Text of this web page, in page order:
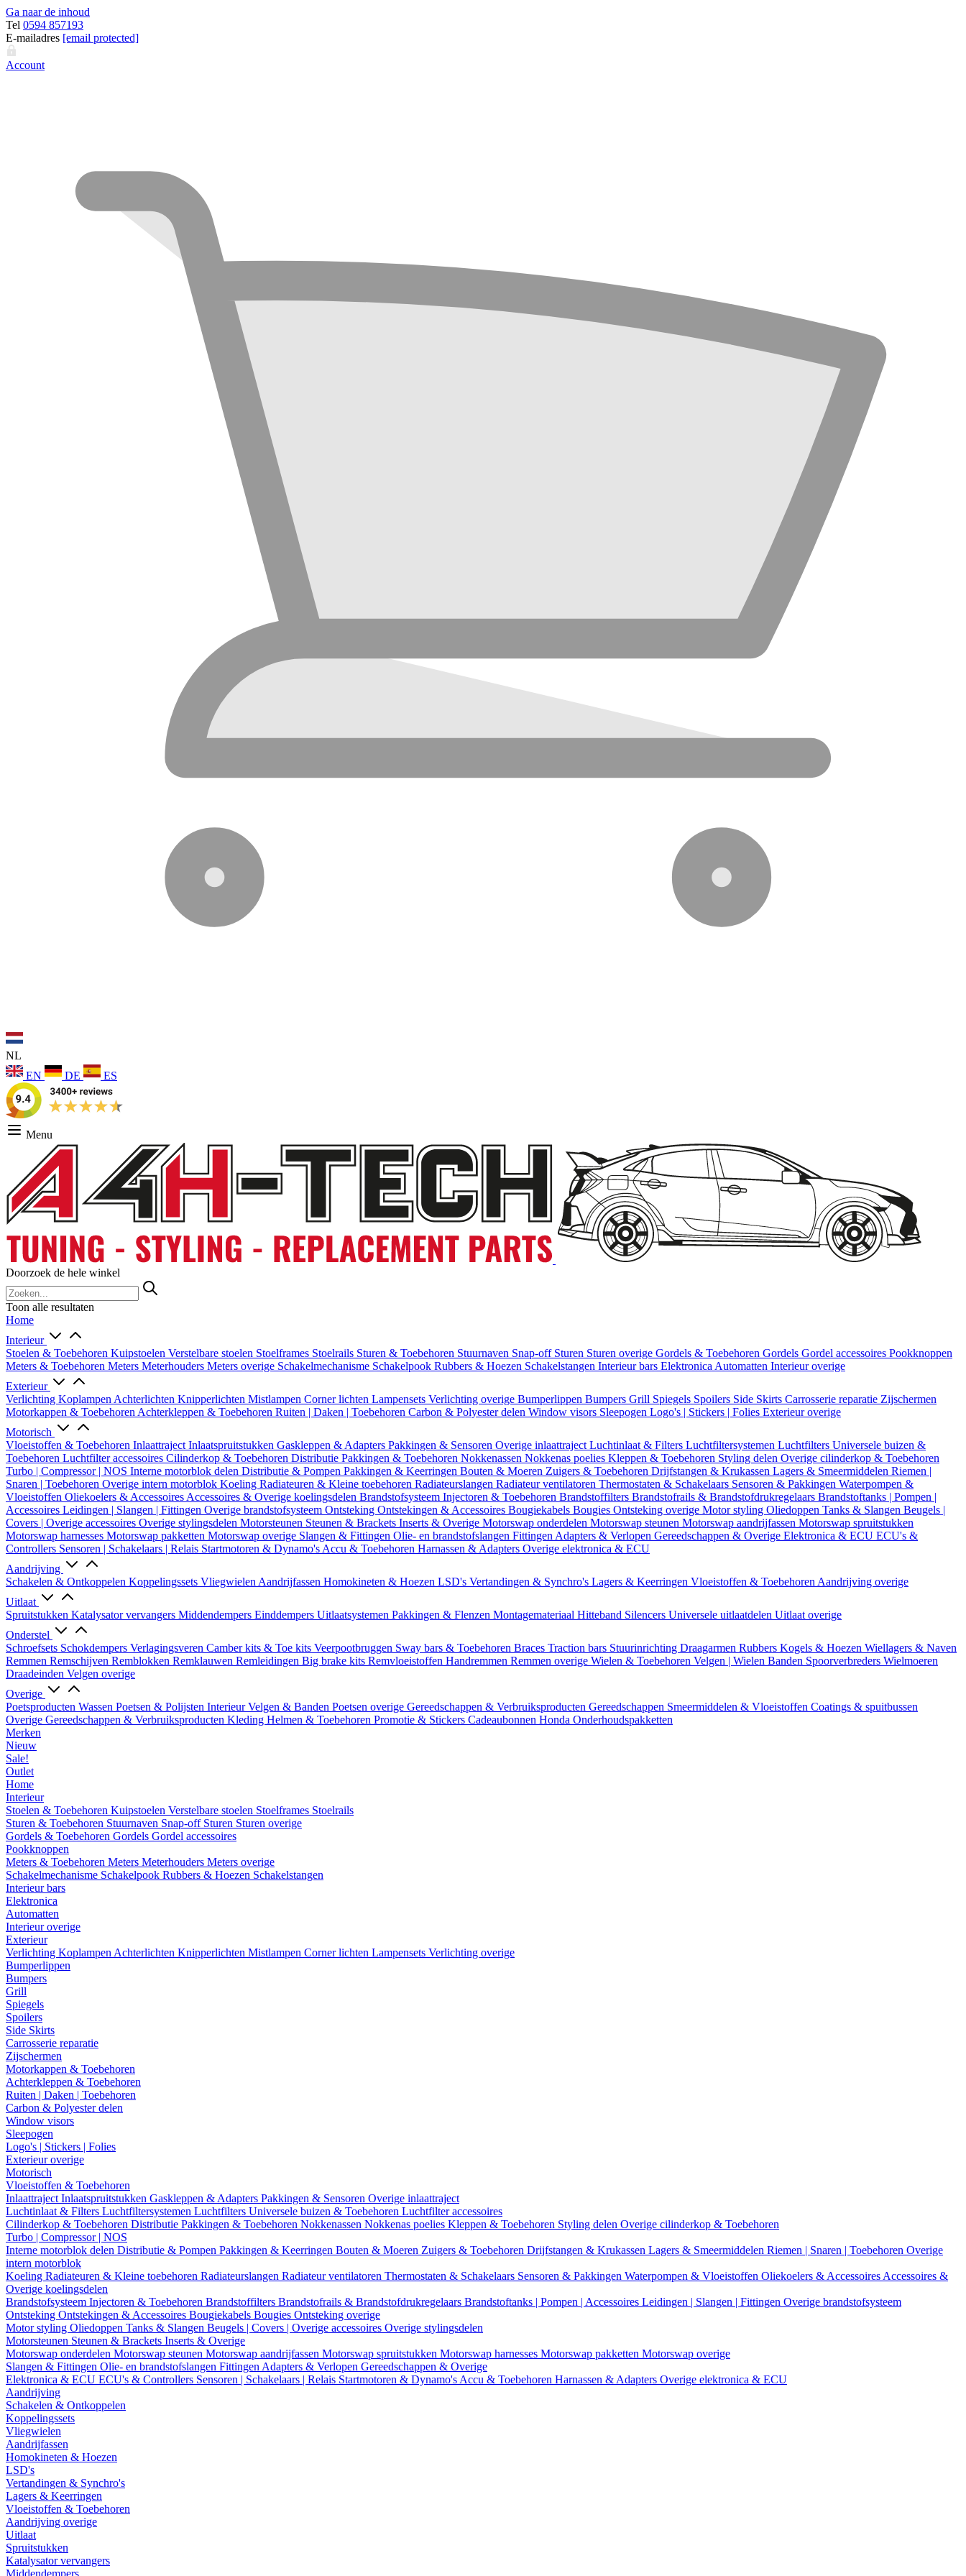
Ga naar de inhoud
Tel 0594 857193
E-mailadres [email protected]
Account
NL
EN
DE ES
Menu
Doorzoek de hele winkel
Toon alle resultaten
Home
Interieur
Stoelen & Toebehoren Kuipstoelen Verstelbare stoelen Stoelframes Stoelrails Sturen & Toebehoren Stuurnaven Snap-off Sturen Sturen overige Gordels & Toebehoren Gordels Gordel accessoires Pookknoppen
Meters & Toebehoren Meters Meterhouders Meters overige Schakelmechanisme Schakelpook Rubbers & Hoezen Schakelstangen Interieur bars Elektronica Automatten Interieur overige
Exterieur
Verlichting Koplampen Achterlichten Knipperlichten Mistlampen Corner lichten Lampensets Verlichting overige Bumperlippen Bumpers Grill Spiegels Spoilers Side Skirts Carrosserie reparatie Zijschermen
Motorkappen & Toebehoren Achterkleppen & Toebehoren Ruiten | Daken | Toebehoren Carbon & Polyester delen Window visors Sleepogen Logo's | Stickers | Folies Exterieur overige
Motorisch
Vloeistoffen & Toebehoren Inlaattraject Inlaatspruitstukken Gaskleppen & Adapters Pakkingen & Sensoren Overige inlaattraject Luchtinlaat & Filters Luchtfiltersystemen Luchtfilters Universele buizen &
Toebehoren Luchtfilter accessoires Cilinderkop & Toebehoren Distributie Pakkingen & Toebehoren Nokkenassen Nokkenas poelies Kleppen & Toebehoren Styling delen Overige cilinderkop & Toebehoren
Turbo | Compressor | NOS Interne motorblok delen Distributie & Pompen Pakkingen & Keerringen Bouten & Moeren Zuigers & Toebehoren Drijfstangen & Krukassen Lagers & Smeermiddelen Riemen |
Snaren | Toebehoren Overige intern motorblok Koeling Radiateuren & Kleine toebehoren Radiateurslangen Radiateur ventilatoren Thermostaten & Schakelaars Sensoren & Pakkingen Waterpompen &
Vloeistoffen Oliekoelers & Accessoires Accessoires & Overige koelingsdelen Brandstofsysteem Injectoren & Toebehoren Brandstoffilters Brandstofrails & Brandstofdrukregelaars Brandstoftanks | Pompen |
Accessoires Leidingen | Slangen | Fittingen Overige brandstofsysteem Ontsteking Ontstekingen & Accessoires Bougiekabels Bougies Ontsteking overige Motor styling Oliedoppen Tanks & Slangen Beugels |
Covers | Overige accessoires Overige stylingsdelen Motorsteunen Steunen & Brackets Inserts & Overige Motorswap onderdelen Motorswap steunen Motorswap aandrijfassen Motorswap spruitstukken
Motorswap harnesses Motorswap pakketten Motorswap overige Slangen & Fittingen Olie- en brandstofslangen Fittingen Adapters & Verlopen Gereedschappen & Overige Elektronica & ECU ECU's &
Controllers Sensoren | Schakelaars | Relais Startmotoren & Dynamo's Accu & Toebehoren Harnassen & Adapters Overige elektronica & ECU
Aandrijving
Schakelen & Ontkoppelen Koppelingssets Vliegwielen Aandrijfassen Homokineten & Hoezen LSD's Vertandingen & Synchro's Lagers & Keerringen Vloeistoffen & Toebehoren Aandrijving overige
Uitlaat
Spruitstukken Katalysator vervangers Middendempers Einddempers Uitlaatsystemen Pakkingen & Flenzen Montagemateriaal Hitteband Silencers Universele uitlaatdelen Uitlaat overige
Onderstel
Schroefsets Schokdempers Verlagingsveren Camber kits & Toe kits Veerpootbruggen Sway bars & Toebehoren Braces Traction bars Stuurinrichting Draagarmen Rubbers Kogels & Hoezen Wiellagers & Naven
Remmen Remschijven Remblokken Remklauwen Remleidingen Big brake kits Remvloeistoffen Handremmen Remmen overige Wielen & Toebehoren Velgen | Wielen Banden Spoorverbreders Wielmoeren
Draadeinden Velgen overige
Overige
Poetsproducten Wassen Poetsen & Polijsten InterieurVelgen & Banden Poetsen overige Gereedschappen & Verbruiksproducten Gereedschappen Smeermiddelen & Vloeistoffen Coatings & spuitbussen
Overige Gereedschappen & Verbruiksproducten Kleding Helmen & Toebehoren Promotie & Stickers Cadeaubonnen Honda Onderhoudspakketten
Merken
Nieuw
Sale!
Outlet
Home
Interieur
Stoelen & Toebehoren Kuipstoelen Verstelbare stoelen Stoelframes Stoelrails
Sturen & Toebehoren Stuurnaven Snap-off Sturen Sturen overige
Gordels & Toebehoren Gordels Gordel accessoires
Pookknoppen
Meters & Toebehoren Meters Meterhouders Meters overige
Schakelmechanisme Schakelpook Rubbers & Hoezen Schakelstangen
Interieur bars
Elektronica
Automatten
Interieur overige
Exterieur
Verlichting Koplampen Achterlichten Knipperlichten Mistlampen Corner lichten Lampensets Verlichting overige
Bumperlippen
Bumpers
Grill
Spiegels
Spoilers
Side Skirts
Carrosserie reparatie
Zijschermen
Motorkappen & Toebehoren
Achterkleppen & Toebehoren
Ruiten | Daken | Toebehoren
Carbon & Polyester delen
Window visors
Sleepogen
Logo's | Stickers | Folies
Exterieur overige
Motorisch
Vloeistoffen & Toebehoren
Inlaattraject Inlaatspruitstukken Gaskleppen & Adapters Pakkingen & Sensoren Overige inlaattraject
Luchtinlaat & Filters Luchtfiltersystemen Luchtfilters Universele buizen & Toebehoren Luchtfilter accessoires
Cilinderkop & Toebehoren Distributie Pakkingen & Toebehoren Nokkenassen Nokkenas poelies Kleppen & Toebehoren Styling delen Overige cilinderkop & Toebehoren
Turbo | Compressor | NOS
Interne motorblok delen Distributie & Pompen Pakkingen & Keerringen Bouten & Moeren Zuigers & Toebehoren Drijfstangen & Krukassen Lagers & Smeermiddelen Riemen | Snaren | Toebehoren Overige
intern motorblok
Koeling Radiateuren & Kleine toebehoren Radiateurslangen Radiateur ventilatoren Thermostaten & Schakelaars Sensoren & Pakkingen Waterpompen & Vloeistoffen Oliekoelers & Accessoires Accessoires &
Overige koelingsdelen
Brandstofsysteem Injectoren & Toebehoren Brandstoffilters Brandstofrails & Brandstofdrukregelaars Brandstoftanks | Pompen | Accessoires Leidingen | Slangen | Fittingen Overige brandstofsysteem
Ontsteking Ontstekingen & Accessoires Bougiekabels Bougies Ontsteking overige
Motor styling Oliedoppen Tanks & Slangen Beugels | Covers | Overige accessoires Overige stylingsdelen
Motorsteunen Steunen & Brackets Inserts & Overige
Motorswap onderdelen Motorswap steunen Motorswap aandrijfassen Motorswap spruitstukken Motorswap harnesses Motorswap pakketten Motorswap overige
Slangen & Fittingen Olie- en brandstofslangen Fittingen Adapters & Verlopen Gereedschappen & Overige
Elektronica & ECU ECU's & Controllers Sensoren | Schakelaars | Relais Startmotoren & Dynamo's Accu & Toebehoren Harnassen & Adapters Overige elektronica & ECU
Aandrijving
Schakelen & Ontkoppelen
Koppelingssets
Vliegwielen
Aandrijfassen
Homokineten & Hoezen
LSD's
Vertandingen & Synchro's
Lagers & Keerringen
Vloeistoffen & Toebehoren
Aandrijving overige
Uitlaat
Spruitstukken
Katalysator vervangers
Middendempers